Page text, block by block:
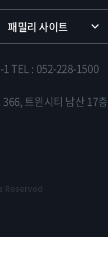
가 설치될 때 통지를 보내도록
]
를 <개인정보의 수집목적 및
, 동 범위를 초과하여 이용하
니다.
의 개인정보를 제휴사에게 제
.
사전에 귀하께 고지하여 드립
정보를 열람하거나 정정하실
자에게 E-mail로 연락하시면
1TEL : 052-228-1500
트윈시티 남산 17층
Reserved
패밀리 사이트